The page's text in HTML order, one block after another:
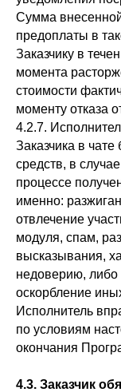
Сумма
предоплаты в
Заказчику в
момента
стоимости
моменту отказа
4.2.7.
Заказчика в
средств, в
процессе
именно:
отвлечение
модуля, спам,
высказывания,
недоверию, либо
оскорбление
Исполнитель
по условиям
окончания
4.3. Заказчик